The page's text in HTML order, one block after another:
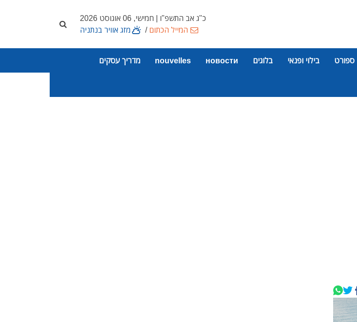
כ"ג אב התשפ"ו | חמישי, 06 אוגוסט 2026
המייל הכתום/ מזג אוויר בנתניה
ספורט בילוי ופנאי בלוגים новости
nouvelles מדריך עסקים